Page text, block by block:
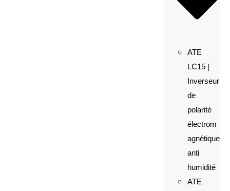
ATE
LC15 |
Inverseur
de
polarité
électrom
agnétique
anti
humidité
ATE